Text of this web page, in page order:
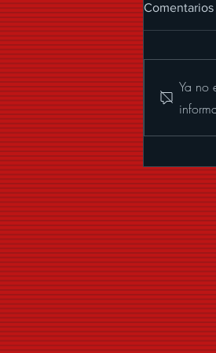
VIBRA.
Comentarios
Ya no